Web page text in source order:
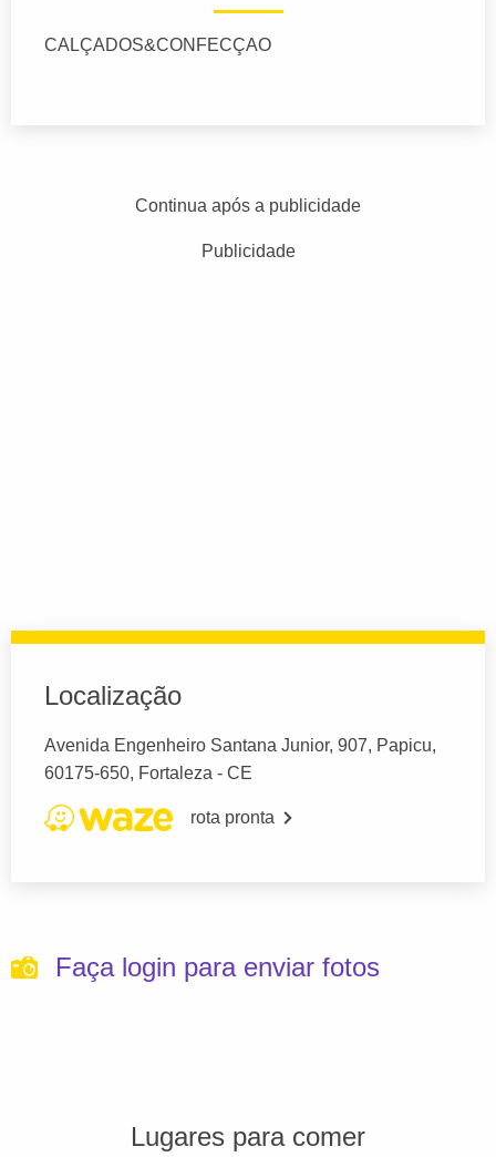
CALÇADOS&CONFECÇAO
Continua após a publicidade
Publicidade
Localização
Avenida Engenheiro Santana Junior, 907, Papicu,
60175-650, Fortaleza - CE
rota pronta
Faça login para enviar fotos
Lugares para comer